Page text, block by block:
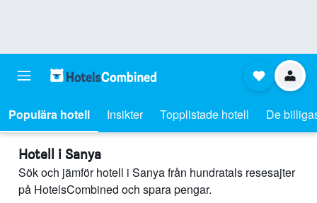
Populära hotell Insikter Topplistade hotell De
Hotell i Sanya
Sök och jämför hotell i Sanya från hundratals resesajter
på HotelsCombined och spara pengar.